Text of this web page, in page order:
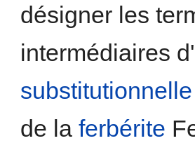
désigner les
intermédiaires
substitutionnelle
de laferbérite